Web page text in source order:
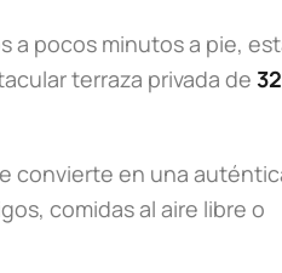
a pocos minutos a pie,
terraza privada de
convierte en una
comidas al aire libre o